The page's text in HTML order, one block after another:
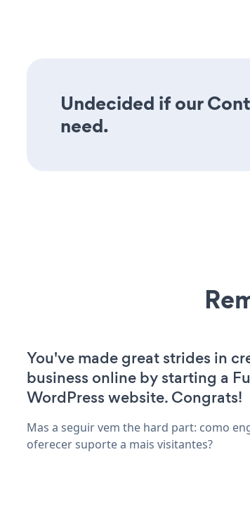
Undecided if our
need.
You've made great strides in
business online by starting a
WordPress website. Congrats!
Mas a seguir vem the hard part: como
oferecer suporte a mais visitantes?